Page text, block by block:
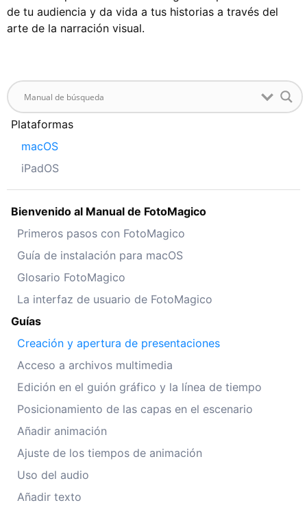
Plataformas
macOS
iPadOS
Bienvenido al Manual de FotoMagico
Primeros pasos con FotoMagico
Guía de instalación para macOS
Glosario FotoMagico
La interfaz de usuario de FotoMagico
Guías
Creación y apertura de presentaciones
Acceso a archivos multimedia
Edición en el guión gráfico y la línea de tiempo
Posicionamiento de las capas en el escenario
Añadir animación
Ajuste de los tiempos de animación
Uso del audio
Añadir texto
de tu audiencia y da vida a tus historias a través del
arte de la narración visual.